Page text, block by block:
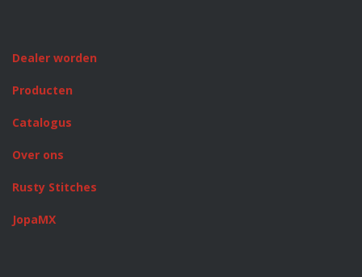
Dealer worden
Producten
Catalogus
Over ons
Rusty Stitches
JopaMX